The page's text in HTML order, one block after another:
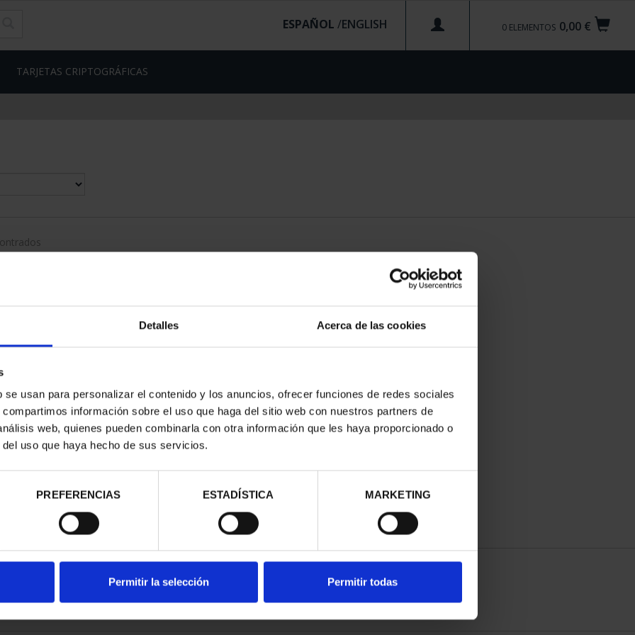
Detalles Acerca de las cookies
usan para personalizar el contenido y los anuncios, ofrecer funciones de redes sociales
información sobre el uso que haga del sitio web con nuestros partners de
web, quienes pueden combinarla con otra información que les haya proporcionado o
uso que haya hecho de sus servicios.
PREFERENCIAS ESTADÍSTICA MARKETING
Permitir la selección Permitir todas
0,00 €
0 ELEMENTOS
ESPAÑOL /
TARJETAS CRIPTOGRÁFICAS
-